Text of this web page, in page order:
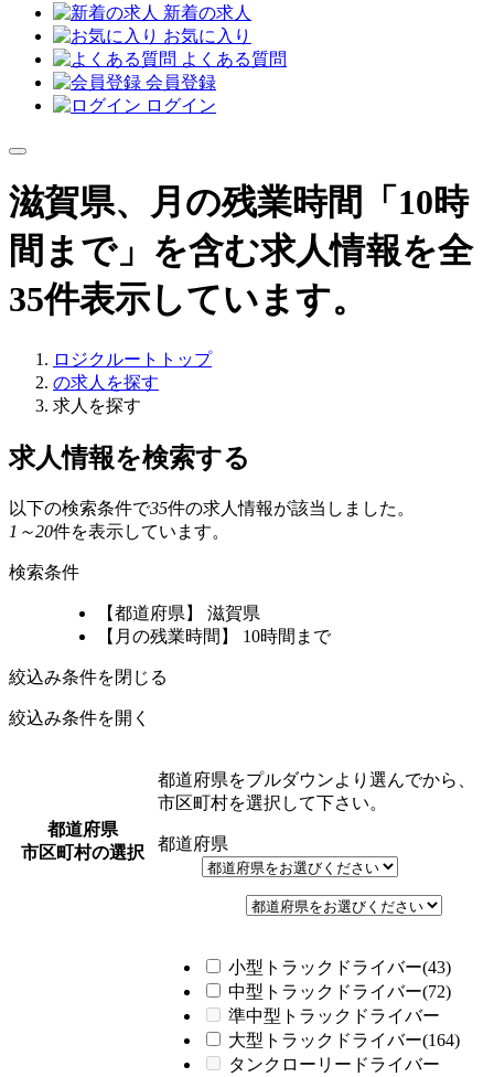
新着の求人
お気に入り
よくある質問
会員登録
ログイン
滋賀県、月の残業時間「10時
間まで」を含む求人情報を全
35件表示しています。
ロジクルートトップ
の求人を探す
求人を探す
求人情報を検索する
以下の検索条件で35件の求人情報が該当しました。
1～20件を表示しています。
検索条件
【都道府県】 滋賀県
【月の残業時間】 10時間まで
絞込み条件を閉じる
絞込み条件を開く
都道府県
市区町村の選択
都道府県をプルダウンより選んでから、
市区町村を選択して下さい。
都道府県
小型トラックドライバー(43)
中型トラックドライバー(72)
準中型トラックドライバー
大型トラックドライバー(164)
タンクローリードライバー